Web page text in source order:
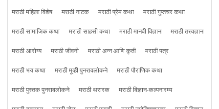
मराठी महिला विशेष
मराठी नाटक मराठी प्रेम कथा
मराठी गुप्तचर कथा
मराठी सामाजिक कथा
मराठी साहसी कथा मराठी मानवी विज्ञान
मराठी तत्त्वज्ञान
मराठी आरोग्य
मराठी जीवनी मराठी अन्न आणि कृती
मराठी पत्र
मराठी भय कथा
मराठी मूव्ही पुनरावलोकने
मराठी पौराणिक कथा
मराठी पुस्तक पुनरावलोकने
मराठी थरारक
मराठी विज्ञान-कल्पनारम्य